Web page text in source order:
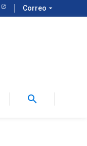
Correo arrow_drop_down
search